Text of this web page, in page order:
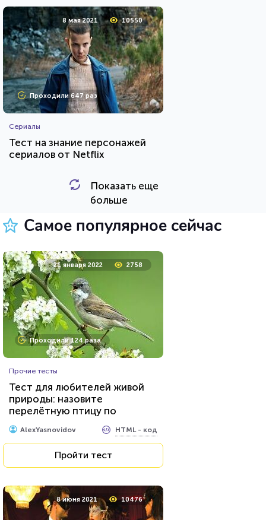
8 мая 2021 10550
Проходили 647 раз
Сериалы
Тест на знание персонажей
сериалов от Netflix
HTML - код
24 марта 2021
Проходили 22949 раз
Угадай футболиста по фото!
Пройти тест
23 июня 2021
Показать еще
больше
Самое популярное сейчас
21 января 2022 2758
Проходили 124 раза
Прочие тесты
Тест для любителей живой
природы: назовите
перелётную птицу по
фотографии
AlexYasnovidov HTML - код
Пройти тест
8 июня 2021 10476